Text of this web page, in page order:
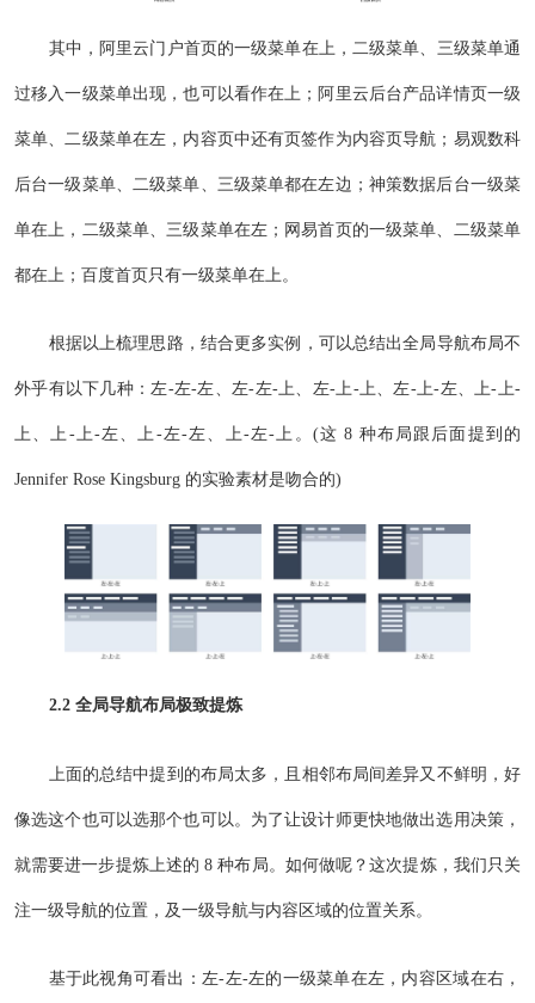
其中，阿里云门户首页的一级菜单在上，二级菜单、三级菜单通
过移入一级菜单出现，也可以看作在上；阿里云后台产品详情页一级
菜单、二级菜单在左，内容页中还有页签作为内容页导航；易观数科
后台一级菜单、二级菜单、三级菜单都在左边；神策数据后台一级菜
单在上，二级菜单、三级菜单在左；网易首页的一级菜单、二级菜单
都在上；百度首页只有一级菜单在上。
根据以上梳理思路，结合更多实例，可以总结出全局导航布局不
外乎有以下几种：左-左-左、左-左-上、左-上-上、左-上-左、上-上-
上、上-上-左、上-左-左、上-左-上。(这 8 种布局跟后面提到的
Jennifer Rose Kingsburg 的实验素材是吻合的)
2.2 全局导航布局极致提炼
上面的总结中提到的布局太多，且相邻布局间差异又不鲜明，好
像选这个也可以选那个也可以。为了让设计师更快地做出选用决策，
就需要进一步提炼上述的 8 种布局。如何做呢？这次提炼，我们只关
注一级导航的位置，及一级导航与内容区域的位置关系。
基于此视角可看出：左-左-左的一级菜单在左，内容区域在右，